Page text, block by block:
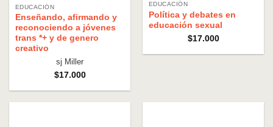
EDUCACIÓN
Enseñando, afirmando y
reconociendo a jóvenes
trans *+ y de genero
creativo
sj Miller
$17.000
EDUCACIÓN
Política y debates en
educación sexual
$17.000